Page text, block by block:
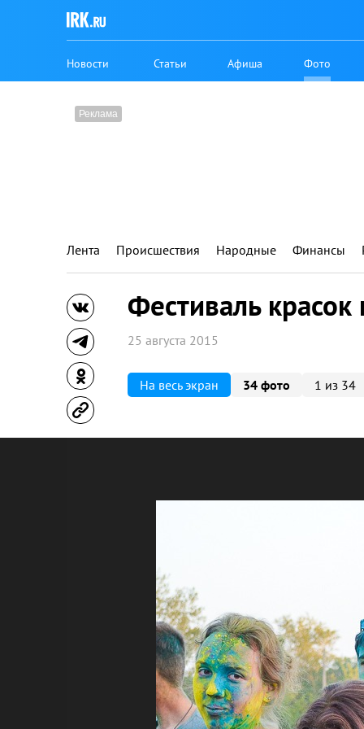
Новости Статьи Афиша Фото
Лента Происшествия Народные Финансы
Фестиваль
25 августа 2015
На весь экран 34 фото 1 из 34